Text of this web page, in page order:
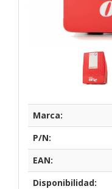
Marca:
P/N:
EAN:
Disponibilidad: